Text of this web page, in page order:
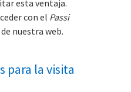
esta ventaja.
con el Passi
de nuestra web.
para la visita